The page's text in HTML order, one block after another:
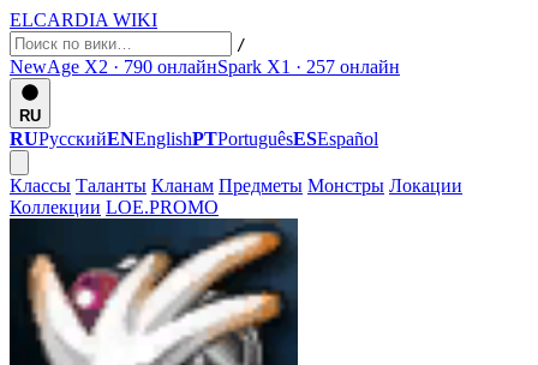
ELCARDIA WIKI
/
NewAge X2 · 790 онлайнSpark X1 · 257 онлайн
RU
RUРусскийENEnglishPTPortuguêsESEspañol
Классы Таланты Кланам Предметы Монстры Локации
Коллекции LOE.PROMO